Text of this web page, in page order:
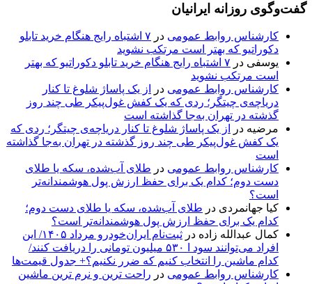
گفت‌وگوی روزانه ایرانیان
کارشناس روابط عمومی در
۷ اشتباه رایج هنگام خرید تابلو
دکوراتیو که بهتر است مرتکب نشوید
یوسفی در
۷ اشتباه رایج هنگام خرید تابلو دکوراتیو که بهتر
است مرتکب نشوید
کارشناس روابط عمومی در
از یک پاساژ شلوغ تا کنار
دریاچه‌ی چیتگر؛ ردی که یک کفش غول‌پیکر طی چند روز
گذشته در تهران به‌جا گذاشته است
مرضیه در
از یک پاساژ شلوغ تا کنار دریاچه‌ی چیتگر؛ ردی که
یک کفش غول‌پیکر طی چند روز گذشته در تهران به‌جا گذاشته
است
کارشناس روابط عمومی در طلای آب‌شده، سکه یا طلای
دست دوم؛ کدام یک برای حفظ ارزش پول هوشمندانه‌تر
است؟
کیا جهانمردی در طلای آب‌شده، سکه یا طلای دست دوم؛
کدام یک برای حفظ ارزش پول هوشمندانه‌تر است؟
کمال عبدالله زاده در
ثبت‌نام ایران‌خودرو مرداد ۱۴۰۵/ این
افراد می‌توانند سود ا ۵۳۰ میلیون تومانی را دریافت کنند/
کدام ماشین را انتخاب کنیم که ضرر نکنیم؟+ جدول قیمت‌ها
کارشناس روابط عمومی در راحت ترین و نرم ترین ماشین